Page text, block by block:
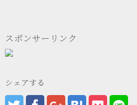
スポンサーリンク
シェアする